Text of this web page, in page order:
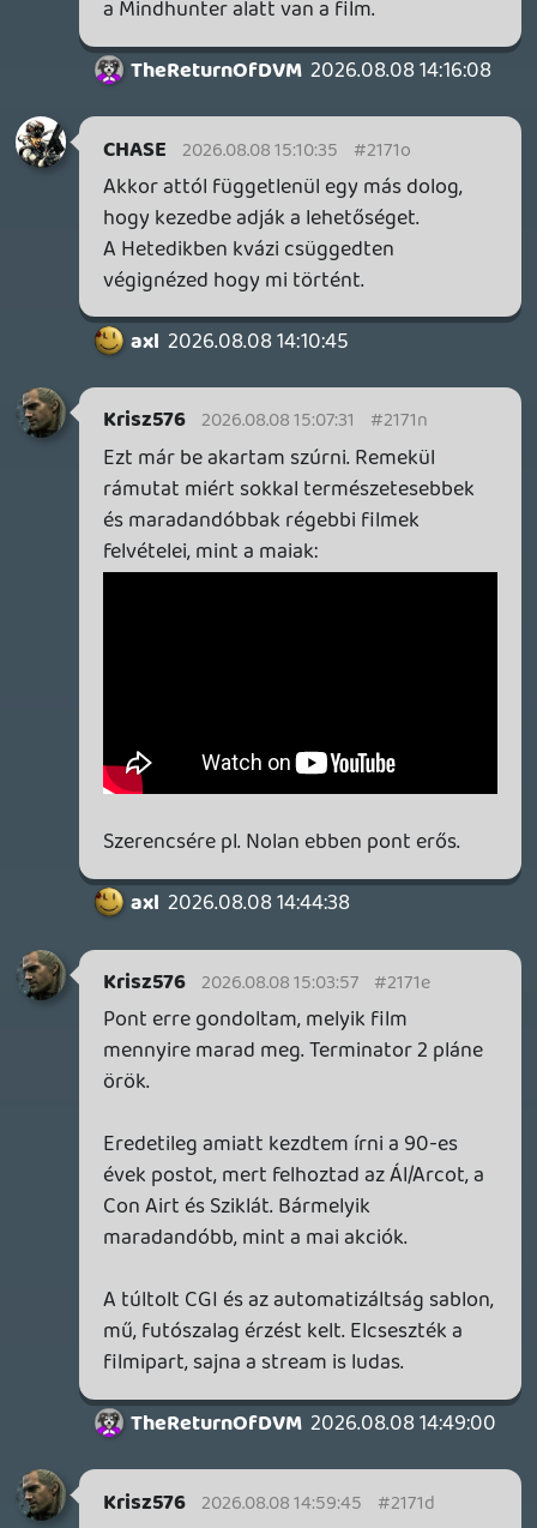
Krisz576 2026.08.08 14:29:55
TheReturnOfDVM 2026.08.08 14:49:42
Irj az MTA-nak😂
axl 2026.08.08 14:48:34
TheReturnOfDVM 2026.08.08 14:49:00
#21718
Bar tegyuk hozza, az teny, rengeteg
idotallo lett kozuluk a tech miatt, pl
Jurassic Park, ID4, Matrix.
A Brand New Day meg a Marvel vackokrol
senki nem fog 20 ev mulva beszelni, csak
az Endgame-rol, meg az odavezeto utrol,
mert az a jelenseg az, ami valoban
mozitortenelem.
TheReturnOfDVM 2026.08.08 14:35:47
2026.08.08 14:48:34 #21717
TheReturnOfDVM 2026.08.08 14:44:44
TheReturnOfDVM 2026.08.08 14:44:44
A “fénykepezés” szót kerested. 🙂
axl
Én imádom a "kinematográfiáját" (bocs),
kapásból konkrét jeleneteket és
kameraállásokat tudnék felidézni belőle,
amik örökre beleégtek az emlékezetembe.
(Például a végefelé a magasfeszültségű
Egyébként nem szoktam direkt
odafigyelni az ilyen részletekre, korábban
soha nem hallottam erről a filmről
(véletlen csíptem el a tévében a kétezres
évek derekán) és fogalmam se volt arról,
kicsoda David Fincher. Pedig addigra már
klubját (ami előtt szintén véletlenül
ragadtam ott) és igen, az Alien 3-mat is...
Nekem amúgy bejött a Bone Collector
(pont a hangulata miatt), de azt hamarabb
láttam és a He7edik még így is jobban
tetszett.
TheReturnOfDVM